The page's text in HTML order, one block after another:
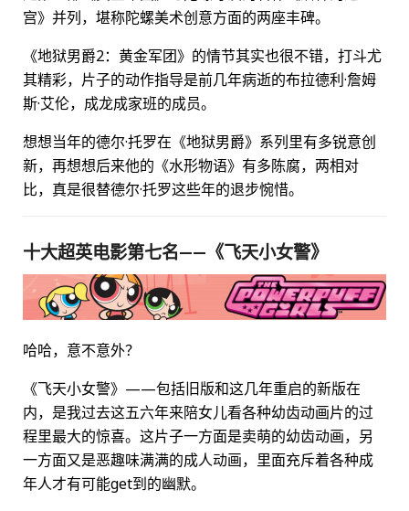
宫》并列，堪称陀螺美术创意方面的两座丰碑。
《地狱男爵2：黄金军团》的情节其实也很不错，打斗尤
其精彩，片子的动作指导是前几年病逝的布拉德利·詹姆
斯·艾伦，成龙成家班的成员。
想想当年的德尔·托罗在《地狱男爵》系列里有多锐意创
新，再想想后来他的《水形物语》有多陈腐，两相对
比，真是很替德尔·托罗这些年的退步惋惜。
十大超英电影第七名——《飞天小女警》
哈哈，意不意外？
《飞天小女警》——包括旧版和这几年重启的新版在
内，是我过去这五六年来陪女儿看各种幼齿动画片的过
程里最大的惊喜。这片子一方面是卖萌的幼齿动画，另
一方面又是恶趣味满满的成人动画，里面充斥着各种成
年人才有可能get到的幽默。